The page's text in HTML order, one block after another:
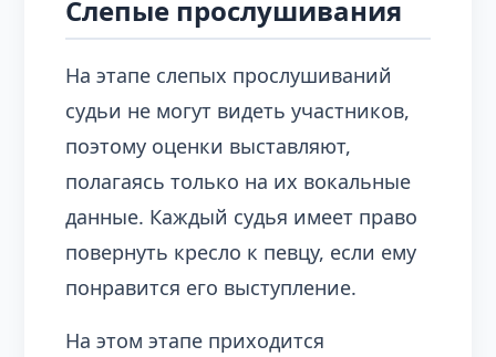
Слепые прослушивания
На этапе слепых прослушиваний
судьи не могут видеть участников,
поэтому оценки выставляют,
полагаясь только на их вокальные
данные. Каждый судья имеет право
повернуть кресло к певцу, если ему
понравится его выступление.
На этом этапе приходится